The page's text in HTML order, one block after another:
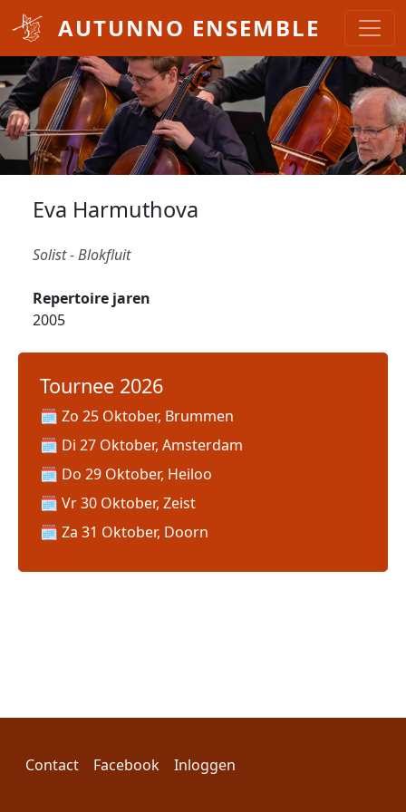
Overslaan en naar de inhoud gaan
AUTUNNO ENSEMBLE
Tournee 2026
Zo 25 Oktober, Brummen
Di 27 Oktober, Amsterdam
Do 29 Oktober, Heiloo
Vr 30 Oktober, Zeist
Za 31 Oktober, Doorn
Eva Harmuthova
Solist - Blokfluit
Repertoire jaren
2005
Voet
Contact Facebook Gebruikersmenu
Inloggen